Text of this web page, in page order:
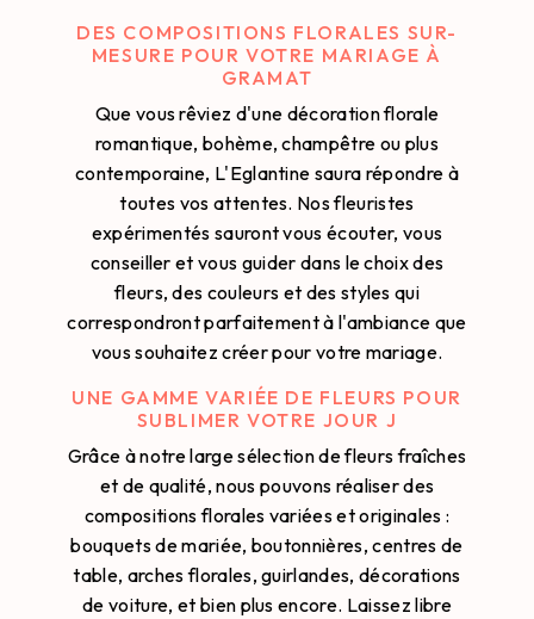
DES COMPOSITIONS FLORALES SUR-
MESURE POUR VOTRE MARIAGE À
GRAMAT
Que vous rêviez d'une décoration florale
romantique, bohème, champêtre ou plus
contemporaine, L'Eglantine saura répondre à
toutes vos attentes. Nos fleuristes
expérimentés sauront vous écouter, vous
conseiller et vous guider dans le choix des
fleurs, des couleurs et des styles qui
correspondront parfaitement à l'ambiance que
vous souhaitez créer pour votre mariage.
UNE GAMME VARIÉE DE FLEURS POUR
SUBLIMER VOTRE JOUR J
Grâce à notre large sélection de fleurs fraîches
et de qualité, nous pouvons réaliser des
compositions florales variées et originales :
bouquets de mariée, boutonnières, centres de
table, arches florales, guirlandes, décorations
de voiture, et bien plus encore. Laissez libre